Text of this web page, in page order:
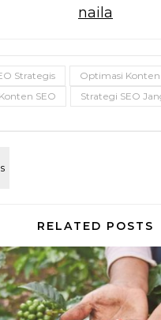
naila
Strategis
Optimasi Konten
SEO
Strategi SEO
RELATED POSTS